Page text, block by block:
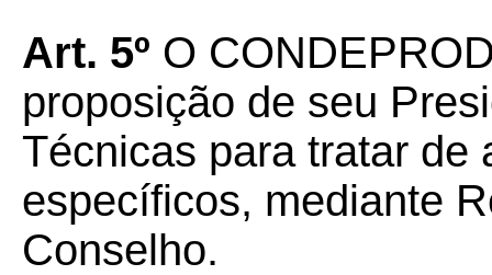
Art. 5º O
proposição de seu
Técnicas para tratar de
específicos, mediante
Conselho.